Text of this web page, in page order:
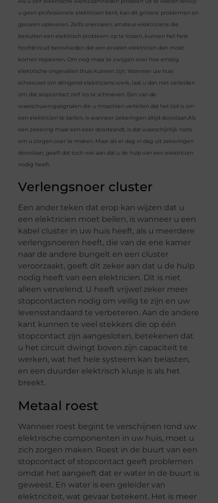
u geen professionele elektricien bent, kan dit grotere problemen en
gevaren opleveren. Zelfs onervaren, amateur-elektriciens die
besluiten een elektrisch probleem op te lossen, kunnen het hele
hoofdcircuit beïnvloeden dat een ervaren elektricien dan moet
komen repareren. Om nog maar te zwijgen over hoe ernstig
elektrische ongevallen thuis kunnen zijn. Wanneer uw huis
schreeuwt om dringend elektriciens werk, laat u dan niet verleiden
om dat stopcontact zelf los te schroeven. Een van de
waarschuwingssignalen die u misschien vertellen dat het tijd is om
een ​​elektricien te bellen, is wanneer zekeringen altijd doorslaan.Als
een zekering maar één keer doorbrandt, is dat waarschijnlijk niets
om u zorgen over te maken. Maar als er dag in dag uit zekeringen
doorslaan, geeft dat toch wel aan dat u de hulp van een elektricien
nodig heeft.
Verlengsnoer cluster
Een ander teken dat erop kan wijzen dat u
een elektricien moet bellen, is wanneer u een
kabel cluster in uw huis heeft, als u meerdere
verlengsnoeren heeft, die van de ene kamer
naar de andere bungelt en een cluster
veroorzaakt, geeft dit zeker aan dat u de hulp
nodig heeft van een elektricien. Dit is niet
alleen vervelend. U heeft vrijwel zeker meer
stopcontacten nodig om veilig te zijn en uw
levensstandaard te verbeteren. Aan de andere
kant kunnen te veel stekkers die op één
stopcontact zijn aangesloten, betekenen dat
u het circuit dwingt boven zijn capaciteit te
werken, wat het hele systeem kan belasten,
en een duurder elektrisch klusje is als het
breekt.
Metaal roest
Wanneer roest begint te verschijnen rond uw
elektrische componenten in uw huis, moet u
zich zorgen maken. Roest in de buurt van een
stopcontact of stopcontact geeft problemen
omdat het aangeeft dat er water in de buurt is
geweest. En water is een geleider van
elektriciteit, wat gevaar betekent. Het is meer